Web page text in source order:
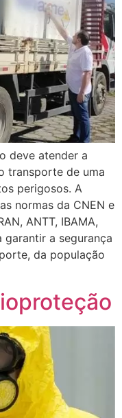
deve atender a
transporte de uma
perigosos. A
normas da CNEN e
ANTT, IBAMA,
garantir a segurança
da população